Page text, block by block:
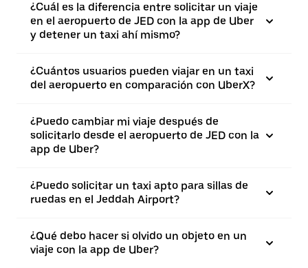
¿Cuál es la diferencia entre solicitar un viaje
en el aeropuerto de JED con la app de Uber
y detener un taxi ahí mismo?
¿Cuántos usuarios pueden viajar en un taxi
del aeropuerto en comparación con UberX?
¿Puedo cambiar mi viaje después de
solicitarlo desde el aeropuerto de JED con la
app de Uber?
¿Puedo solicitar un taxi apto para sillas de
ruedas en el Jeddah Airport?
¿Qué debo hacer si olvido un objeto en un
viaje con la app de Uber?